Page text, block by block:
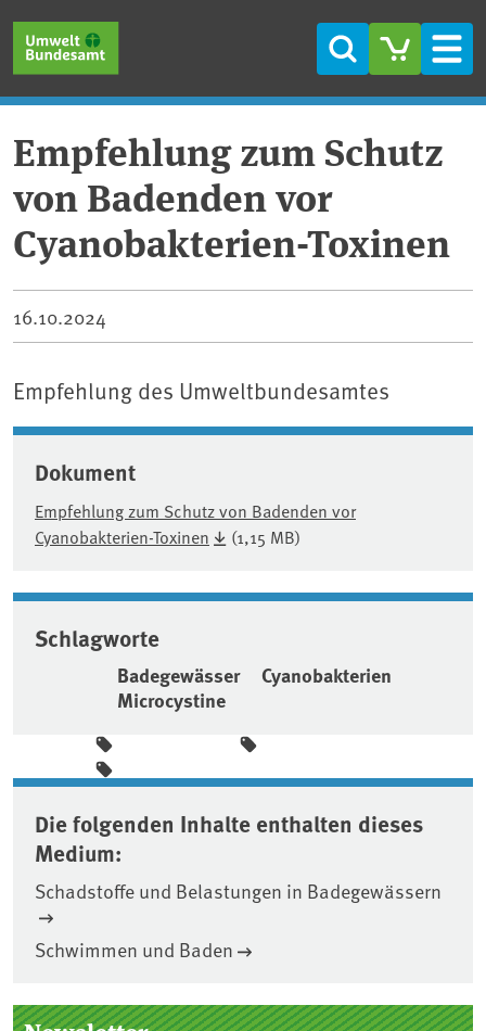
Suche
Empfehlung zum Schutz
von Badenden vor
Cyanobakterien-Toxinen
16.10.2024
Empfehlung des Umweltbundesamtes
Dokument
Empfehlung zum Schutz von Badenden vor
Cyanobakterien-Toxinen
(1,15 MB)
Schlagworte
Badegewässer
Cyanobakterien
Microcystine
Die folgenden Inhalte enthalten dieses
Medium:
Schadstoffe und Belastungen in Badegewässern
Schwimmen und Baden